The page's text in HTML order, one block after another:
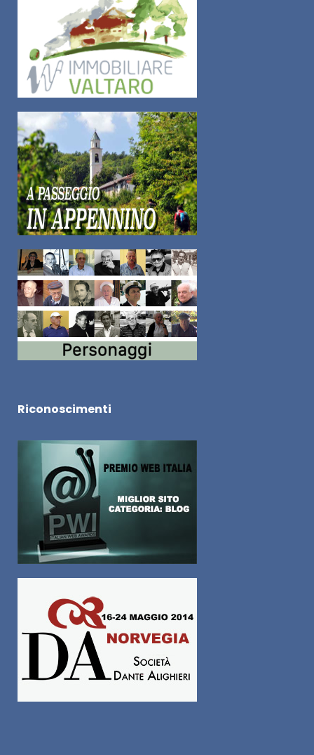
Riconoscimenti